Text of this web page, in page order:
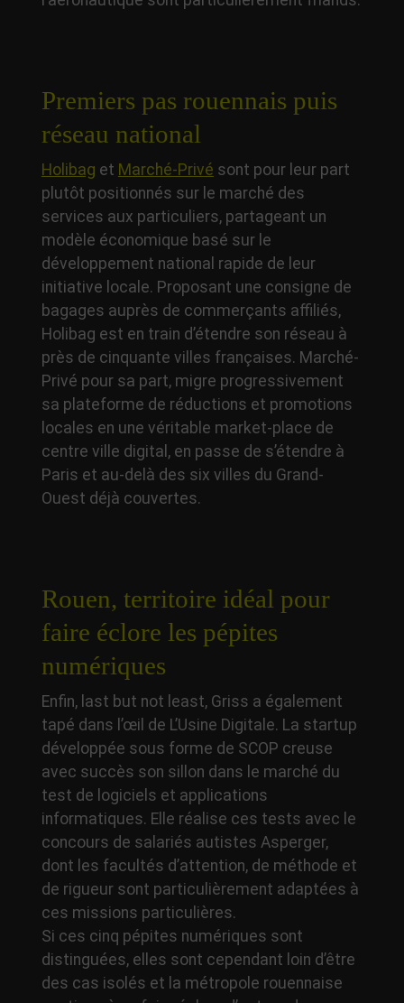
Premiers pas rouennais puis
réseau national
Holibag et Marché-Privé sont pour leur part
plutôt positionnés sur le marché des
services aux particuliers, partageant un
modèle économique basé sur le
développement national rapide de leur
initiative locale. Proposant une consigne de
bagages auprès de commerçants affiliés,
Holibag est en train d’étendre son réseau à
près de cinquante villes françaises. Marché-
Privé pour sa part, migre progressivement
sa plateforme de réductions et promotions
locales en une véritable market-place de
centre ville digital, en passe de s’étendre à
Paris et au-delà des six villes du Grand-
Ouest déjà couvertes.
Rouen, territoire idéal pour
faire éclore les pépites
numériques
Enfin, last but not least, Griss a également
tapé dans l’œil de L’Usine Digitale. La startup
développée sous forme de SCOP creuse
avec succès son sillon dans le marché du
test de logiciels et applications
informatiques. Elle réalise ces tests avec le
concours de salariés autistes Asperger,
dont les facultés d’attention, de méthode et
de rigueur sont particulièrement adaptées à
ces missions particulières.
Si ces cinq pépites numériques sont
distinguées, elles sont cependant loin d’être
des cas isolés et la métropole rouennaise